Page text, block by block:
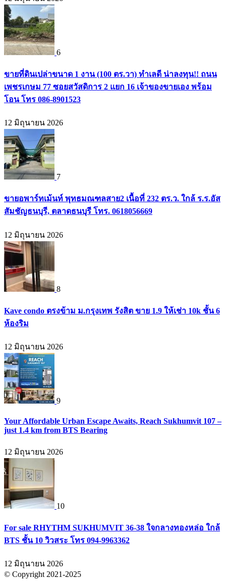
6
ขายที่ดินเปล่าขนาด 1 งาน (100 ตร.วา) ทำเลดี น่าลงทุน!! ถนน
เพชรเกษม 77 ซอยสวัสดิการ 2 แยก 16 เจ้าของขายเอง พร้อม
โอน โทร 086-8901523
12 มิถุนายน 2026
7
ขายอพาร์ทเม้นท์ พุทธมณฑลสาย2 เนื้อที่ 232 ตร.ว. ใกล้ ร.ร.อัส
สัมชัญธนบุรี, ตลาดธนบุรี โทร. 0618056669
12 มิถุนายน 2026
8
Kave condo ตรงข้าม ม.กรุงเทพ รังสิต ขาย 1.9 ให้เช่า 10k ชั้น 6
ห้องริม
12 มิถุนายน 2026
9
Your Affordable Urban Escape Awaits, Reach Sukhumvit 107 –
just 1.4 km from BTS Bearing
12 มิถุนายน 2026
10
For sale RHYTHM SUKHUMVIT 36-38 ใจกลางทองหล่อ ใกล้
BTS ชั้น 10 วิวสระ โทร 094-9963362
12 มิถุนายน 2026
© Copyright 2021-2025